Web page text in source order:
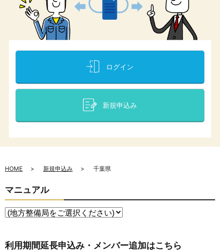
ログイン
新規申込み
HOME 新規申込み 千葉県
マニュアル
利用期間延長申込み・メンバー追加はこちら